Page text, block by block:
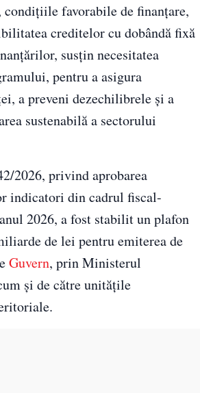
favorabile de finanțare,
creditelor cu dobândă fixă
susțin necesitatea
pentru a asigura
a preveni dezechilibrele și a
sustenabilă a sectorului
2026, privind aprobarea
indicatori din cadrul fiscal-
2026, a fost stabilit un plafon
de lei pentru emiterea de
Guvern, prin Ministerul
și de către unitățile